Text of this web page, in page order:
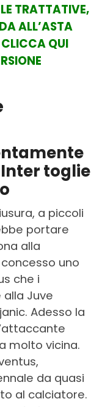
TRATTATIVE,
ALL’ASTA
QUI
toglie
a piccoli
portare
alla
uno
che i
Juve
Adesso la
molto vicina.
da quasi
al calciatore.